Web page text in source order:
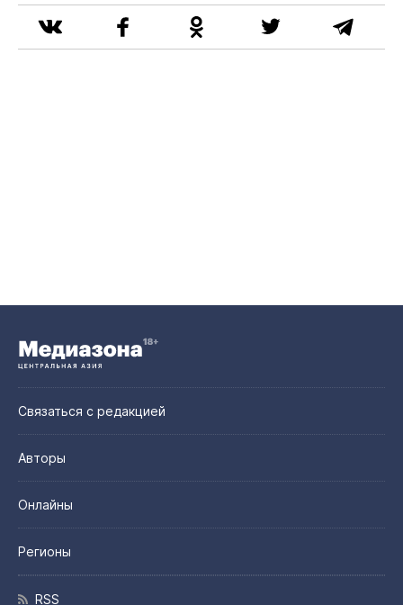
Связаться с редакцией
Авторы
Онлайны
Регионы
RSS